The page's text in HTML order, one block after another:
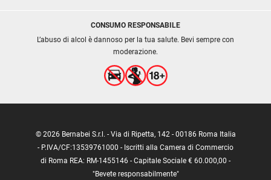
CONSUMO RESPONSABILE
L’abuso di alcol è dannoso per la tua salute. Bevi sempre con
moderazione.
© 2026 Bernabei S.r.l. - Via di Ripetta, 142 - 00186 Roma Italia
- P.IVA/CF:13539761000 - Iscritti alla Camera di Commercio
di Roma REA: RM-1455146 - Capitale Sociale € 60.000,00 -
"Bevete responsabilmente"